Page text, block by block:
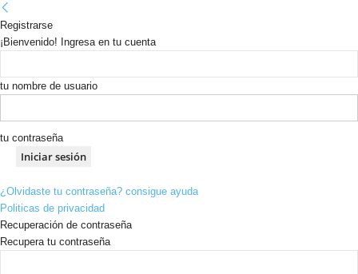
Registrarse
¡Bienvenido! Ingresa en tu cuenta
tu nombre de usuario
tu contraseña
¿Olvidaste tu contraseña? consigue ayuda
Politicas de privacidad
Recuperación de contraseña
Recupera tu contraseña